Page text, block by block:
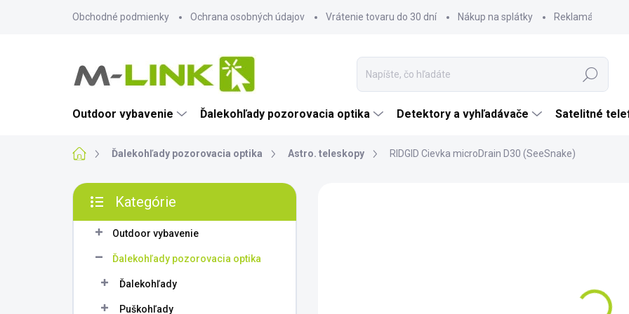
Obchodné podmienky Ochrana osobných údajov Vrátenie tovaru do 30 dní Nákup na splátky Reklamácia
Hľadať
Outdoor vybavenie Ďalekohľady pozorovacia optika Detektory a vyhľadávače Satelitné
DomovĎalekohľady pozorovacia optika Astro. teleskopy RIDGID Cievka microDrain D30 (SeeSnake)
B
č
kategórie
Kategórie
Outdoor vybavenie
Ďalekohľady pozorovacia optika
Ďalekohľady
Puškohľady